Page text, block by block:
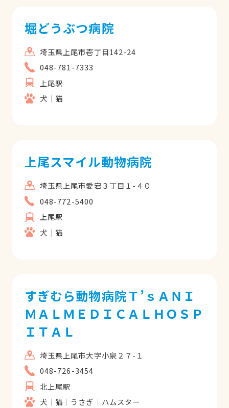
堀どうぶつ病院
埼玉県上尾市壱丁目142-24
048-781-7333
上尾駅
犬
猫
上尾スマイル動物病院
埼玉県上尾市愛宕３丁目１-４０
048-772-5400
上尾駅
犬
猫
すぎむら動物病院Ｔ’ｓＡＮＩ
ＭＡＬＭＥＤＩＣＡＬＨＯＳＰ
ＩＴＡＬ
埼玉県上尾市大字小泉２７-１
048-726-3454
北上尾駅
犬
猫 うさぎ ハムスター